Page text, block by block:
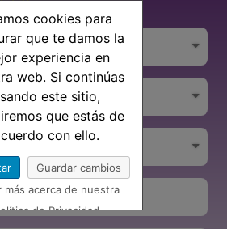
cookies para
que te damos la
experiencia en
web. Si continúas
este sitio,
que estás de
con ello.
Guardar cambios
más acerca de nuestra
de Privacidad